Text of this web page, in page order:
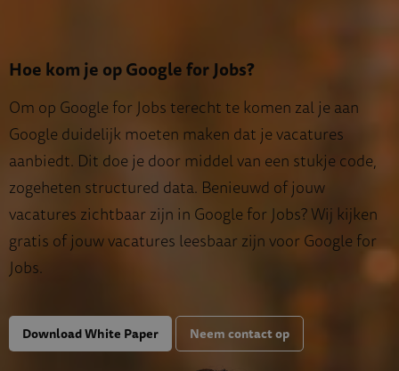
Hoe kom je op Google for Jobs?
Om op Google for Jobs terecht te komen zal je aan
Google duidelijk moeten maken dat je vacatures
aanbiedt. Dit doe je door middel van een stukje code,
zogeheten structured data. Benieuwd of jouw
vacatures zichtbaar zijn in Google for Jobs? Wij kijken
gratis of jouw vacatures leesbaar zijn voor Google for
Jobs.
Download White Paper Neem contact op